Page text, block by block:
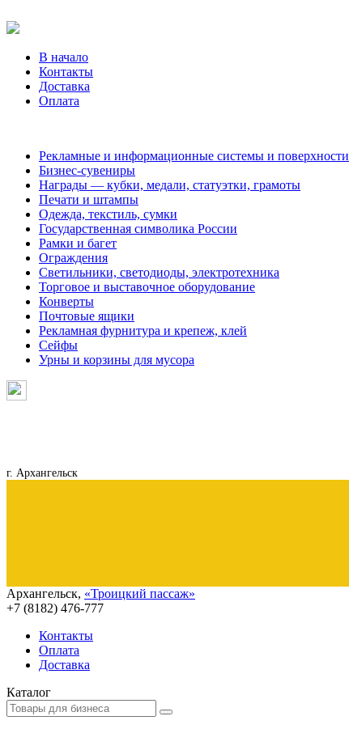
В начало
Контакты
Доставка
Оплата
Рекламные и информационные системы и поверхности
Бизнес-сувениры
Награды — кубки, медали, статуэтки, грамоты
Печати и штампы
Одежда, текстиль, сумки
Государственная символика России
Рамки и багет
Ограждения
Светильники, светодиоды, электротехника
Торговое и выставочное оборудование
Конверты
Почтовые ящики
Рекламная фурнитура и крепеж, клей
Сейфы
Урны и корзины для мусора
г. Архангельск
Архангельск, «Троицкий пассаж»
+7 (8182) 476-777
Контакты
Оплата
Доставка
Каталог